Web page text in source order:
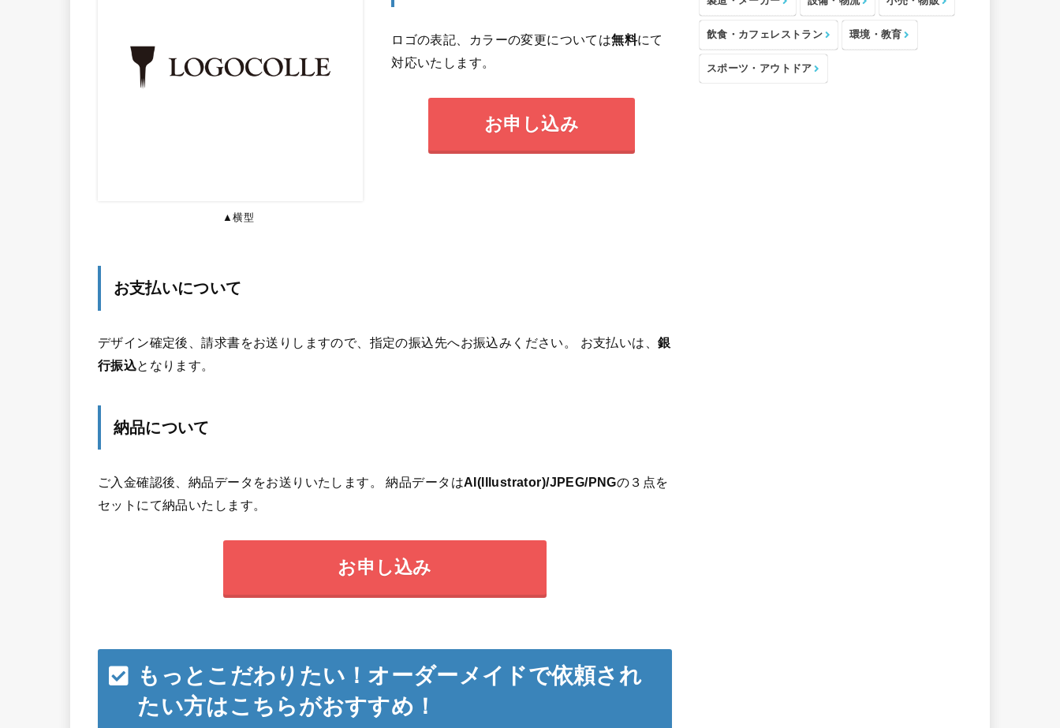
▲横型
ロゴの表記、カラーの変更については無料にて
対応いたします。
お申し込み
お支払いについて
デザイン確定後、請求書をお送りしますので、指定の振込先へお振込みください。 お支払いは、銀
行振込となります。
納品について
ご入金確認後、納品データをお送りいたします。 納品データはAI(Illustrator)/JPEG/PNGの３点を
セットにて納品いたします。
お申し込み
もっとこだわりたい！オーダーメイドで依頼され
たい方はこちらがおすすめ！
飲食・カフェレストラン 環境・教育
スポーツ・アウトドア